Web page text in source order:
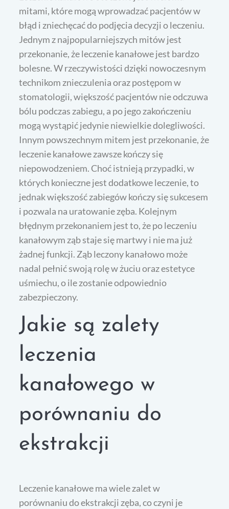
mitami, które mogą wprowadzać pacjentów w
błąd i zniechęcać do podjęcia decyzji o leczeniu.
Jednym z najpopularniejszych mitów jest
przekonanie, że leczenie kanałowe jest bardzo
bolesne. W rzeczywistości dzięki nowoczesnym
technikom znieczulenia oraz postępom w
stomatologii, większość pacjentów nie odczuwa
bólu podczas zabiegu, a po jego zakończeniu
mogą wystąpić jedynie niewielkie dolegliwości.
Innym powszechnym mitem jest przekonanie, że
leczenie kanałowe zawsze kończy się
niepowodzeniem. Choć istnieją przypadki, w
których konieczne jest dodatkowe leczenie, to
jednak większość zabiegów kończy się sukcesem
i pozwala na uratowanie zęba. Kolejnym
błędnym przekonaniem jest to, że po leczeniu
kanałowym ząb staje się martwy i nie ma już
żadnej funkcji. Ząb leczony kanałowo może
nadal pełnić swoją rolę w żuciu oraz estetyce
uśmiechu, o ile zostanie odpowiednio
zabezpieczony.
Jakie są zalety
leczenia
kanałowego w
porównaniu do
ekstrakcji
Leczenie kanałowe ma wiele zalet w
porównaniu do ekstrakcji zęba, co czyni je